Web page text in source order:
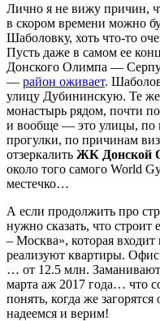
Лично я не вижу причин,
в скором времени можно
Шаболовку, хоть что-то
Пусть даже в самом ее
Донского Олимпа —
— район оживает.
улицу Дубининскую. Те же
монастырь рядом, почти
и вообще — это улицы, по
прогулки, по причинам
отзеркалить ЖК Донской
около того самого World
местечко…
А если продолжить про
нужно сказать, что
– Москва», которая
реализуют квартиры.
… от 12.5 млн. Заманивают
марта аж 2017 года… что
понять, когда же
надеемся и верим!